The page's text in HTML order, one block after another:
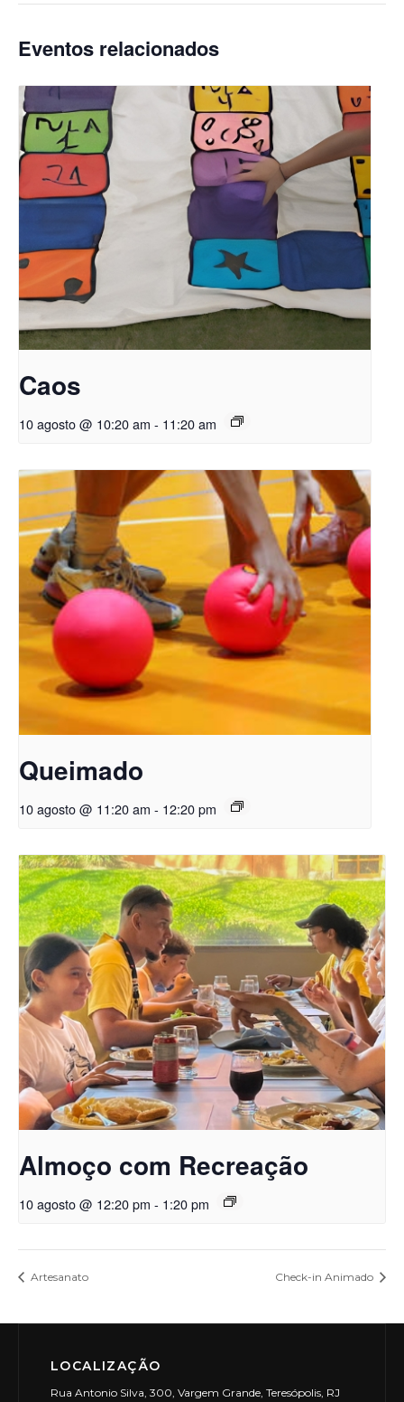
Eventos relacionados
Caos
10 agosto @ 10:20 am - 11:20 am
Queimado
10 agosto @ 11:20 am - 12:20 pm
Almoço com Recreação
10 agosto @ 12:20 pm - 1:20 pm
Artesanato Check-in Animado
LOCALIZAÇÃO
Rua Antonio Silva, 300, Vargem Grande, Teresópolis, RJ